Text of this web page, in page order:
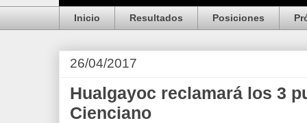
Inicio Resultados Posiciones
26/04/2017
Hualgayoc reclamará los 3
Cienciano